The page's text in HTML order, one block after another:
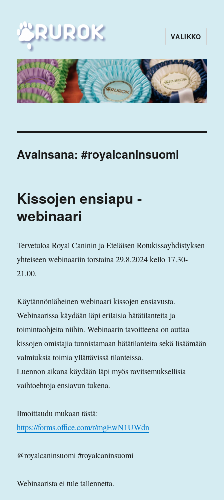
Rurok
VALIKKO
Avainsana:#royalcaninsuomi
Kissojen ensiapu -
webinaari
Tervetuloa Royal Caninin ja Eteläisen Rotukissayhdistyksen
yhteiseen webinaariin torstaina 29.8.2024 kello 17.30-
21.00.
Käytännönläheinen webinaari kissojen ensiavusta.
Webinaarissa käydään läpi erilaisia hätätilanteita ja
toimintaohjeita niihin. Webinaarin tavoitteena on auttaa
kissojen omistajia tunnistamaan hätätilanteita sekä lisäämään
valmiuksia toimia yllättävissä tilanteissa.
Luennon aikana käydään läpi myös ravitsemuksellisia
vaihtoehtoja ensiavun tukena.
Ilmoittaudu mukaan tästä:
https://forms.office.com/r/mgEwN1UWdn
@royalcaninsuomi #royalcaninsuomi
Webinaarista ei tule tallennetta.